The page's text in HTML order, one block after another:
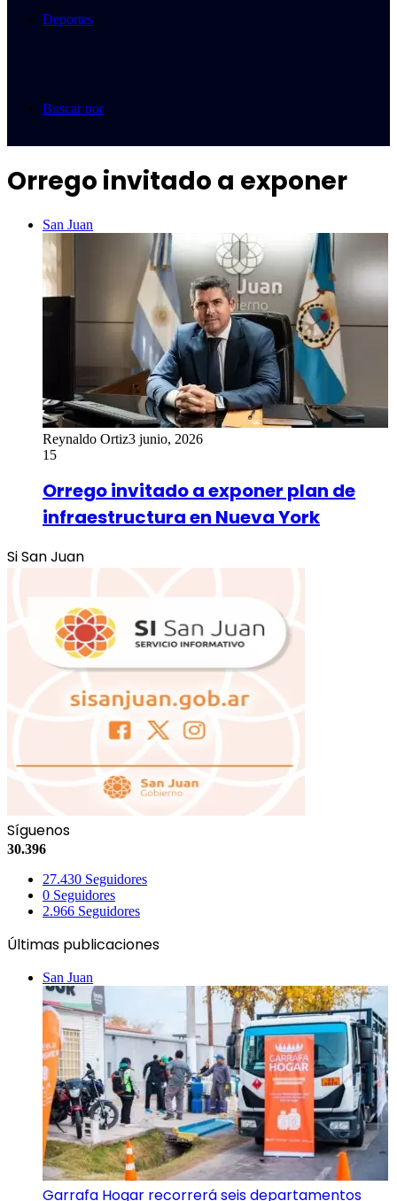
Deportes
Buscar por
Orrego invitado a exponer
San Juan
Reynaldo Ortiz3 junio, 2026
15
Orrego invitado a exponer plan de
infraestructura en Nueva York
Si San Juan
Síguenos
30.396
27.430 Seguidores
0 Seguidores
2.966 Seguidores
Últimas publicaciones
San Juan
Garrafa Hogar recorrerá seis departamentos